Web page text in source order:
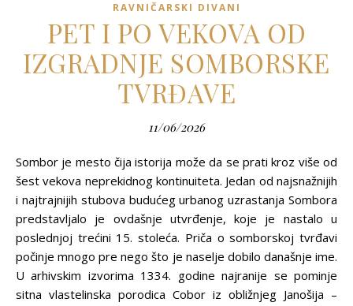
RAVNIČARSKI DIVANI
PET I PO VEKOVA OD
IZGRADNJE SOMBORSKE
TVRĐAVE
11/06/2026
Sombor je mesto čija istorija može da se prati kroz više od
šest vekova neprekidnog kontinuiteta. Jedan od najsnažnijih
i najtrajnijih stubova budućeg urbanog uzrastanja Sombora
predstavljalo je ovdašnje utvrđenje, koje je nastalo u
poslednjoj trećini 15. stoleća. Priča o somborskoj tvrđavi
počinje mnogo pre nego što je naselje dobilo današnje ime.
U arhivskim izvorima 1334. godine najranije se pominje
sitna vlastelinska porodica Cobor iz obližnjeg Janošija –